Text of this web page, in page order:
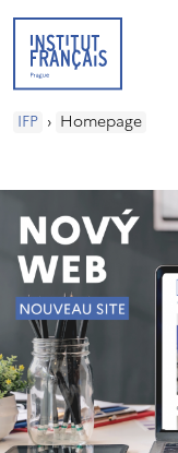
IFP › Homepage